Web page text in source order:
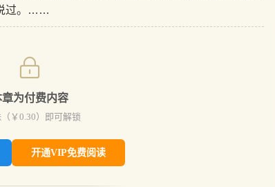
过。……
章为付费内容
￥ 0.30）即可解锁
开通VIP免费阅读